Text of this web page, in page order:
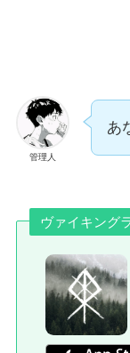
管理人
あ
ヴァイキング